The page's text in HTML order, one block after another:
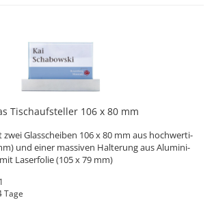
Tisch­auf­stel­ler 106 x 80 mm
zwei Glas­schei­ben 106 x 80 mm aus hoch­wer­ti­
und einer mas­si­ven Hal­te­rung aus Alu­mi­ni­
La­ser­fo­lie (105 x 79 mm)
Tage